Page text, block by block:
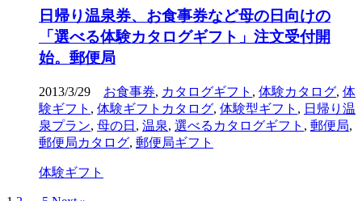
日帰り温泉券、お食事券など母の日向けの
「選べる体験カタログギフト」注文受付開
始。郵便局
2013/3/29 お食事券, カタログギフト , 体験カタログ, 体
験ギフト , 体験ギフトカタログ, 体験型ギフト , 日帰り温
泉プラン, 母の日 , 温泉, 選べるカタログギフト , 郵便局,
郵便局カタログ, 郵便局ギフト
体験ギフト